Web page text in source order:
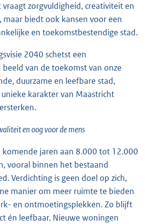
vraagt zorgvuldigheid, creativiteit en
maar biedt ook kansen voor een
en toekomstbestendige stad.
2040 schetst een
van de toekomst van onze
duurzame en leefbare stad,
karakter van Maastricht
en oog voor de mens
komende jaren aan 8.000 tot 12.000
vooral binnen het bestaand
Verdichting is geen doel op zich,
manier om meer ruimte te bieden
en ontmoetingsplekken. Zo blijft
én leefbaar. Nieuwe woningen